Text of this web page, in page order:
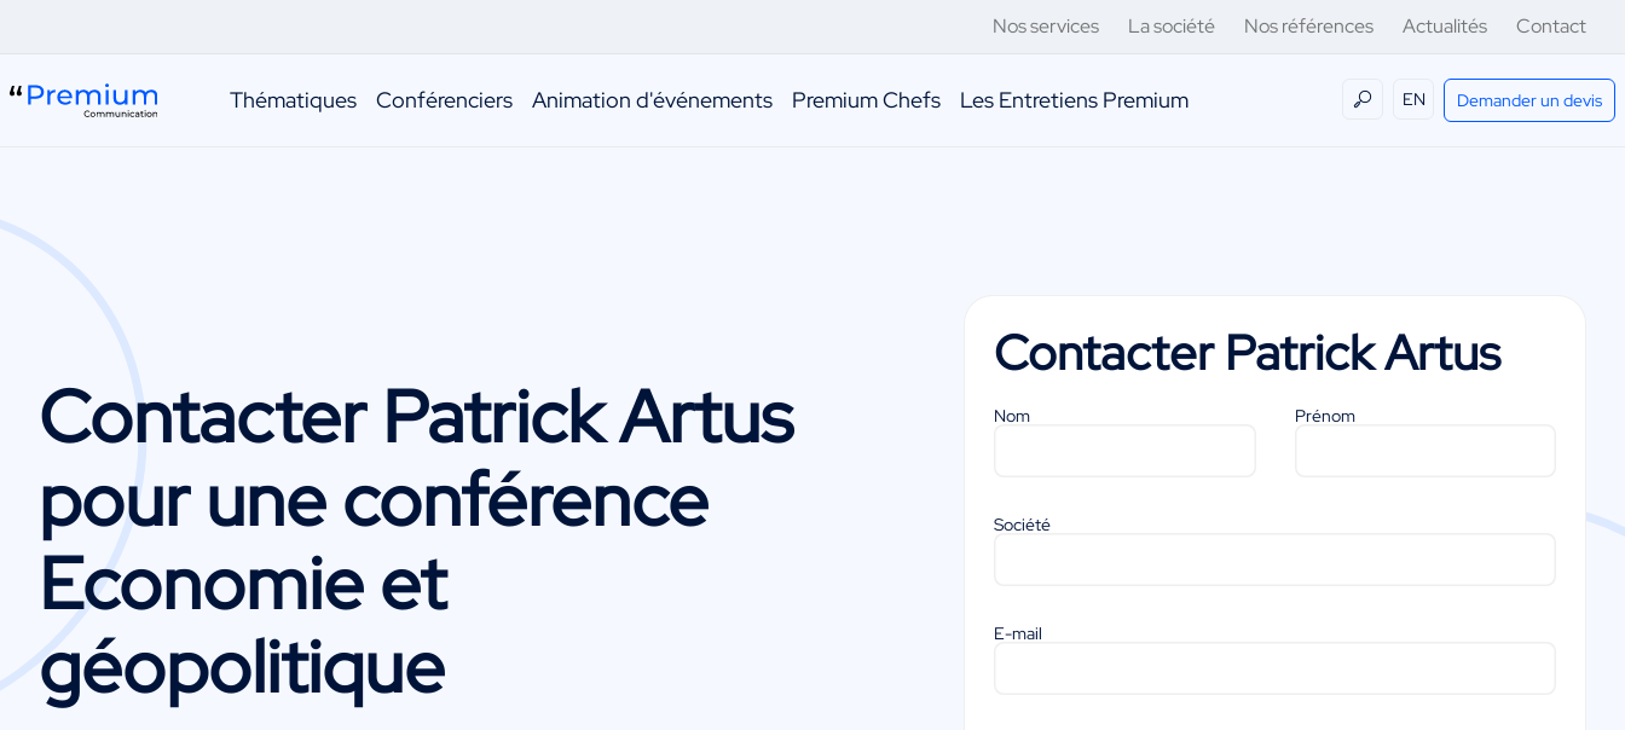
Nos services La société Nos références Actualités Contact
Thématiques Conférenciers Animation d'événements Premium Chefs Les Entretiens Premium EN Demander un devis
Contacter Patrick Artus
pour une conférence
Economie et
géopolitique
Contacter Patrick Artus
Nom Prénom
Société
E-mail